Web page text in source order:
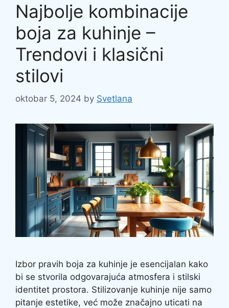
Najbolje kombinacije
boja za kuhinje –
Trendovi i klasični
stilovi
oktobar 5, 2024 by Svetlana
Izbor pravih boja za kuhinje je esencijalan kako
bi se stvorila odgovarajuća atmosfera i stilski
identitet prostora. Stilizovanje kuhinje nije samo
pitanje estetike, već može značajno uticati na